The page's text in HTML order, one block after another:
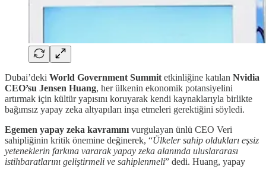
Dubai’deki World Government Summit etkinliğine katılan Nvidia
CEO’su Jensen Huang, her ülkenin ekonomik potansiyelini
artırmak için kültür yapısını koruyarak kendi kaynaklarıyla birlikte
bağımsız yapay zeka altyapıları inşa etmeleri gerektiğini söyledi.
Egemen yapay zeka kavramını vurgulayan ünlü CEO Veri
sahipliğinin kritik önemine değinerek, “Ülkeler sahip oldukları eşsiz
yeteneklerin farkına vararak yapay zeka alanında uluslararası
istihbaratlarını geliştirmeli ve sahiplenmeli” dedi. Huang, yapay